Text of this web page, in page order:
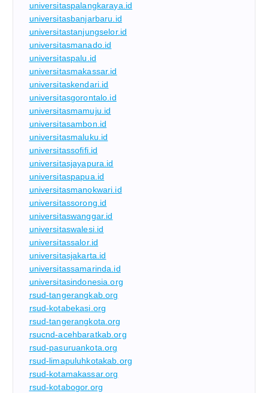
universitaspalangkaraya.id
universitasbanjarbaru.id
universitastanjungselor.id
universitasmanado.id
universitaspalu.id
universitasmakassar.id
universitaskendari.id
universitasgorontalo.id
universitasmamuju.id
universitasambon.id
universitasmaluku.id
universitassofifi.id
universitasjayapura.id
universitaspapua.id
universitasmanokwari.id
universitassorong.id
universitaswanggar.id
universitaswalesi.id
universitassalor.id
universitasjakarta.id
universitassamarinda.id
universitasindonesia.org
rsud-tangerangkab.org
rsud-kotabekasi.org
rsud-tangerangkota.org
rsucnd-acehbaratkab.org
rsud-pasuruankota.org
rsud-limapuluhkotakab.org
rsud-kotamakassar.org
rsud-kotabogor.org